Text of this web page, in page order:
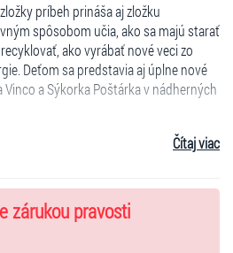
príbeh prináša aj zložku
spôsobom učia, ako sa majú starať
ako vyrábať nové veci zo
Deťom sa predstavia aj úplne nové
Vinco a Sýkorka Poštárka v nádherných
Erika Fajtová
Michal Candrák, Miroslav
Erika Fajtová
Čítaj viac
zárukou pravosti